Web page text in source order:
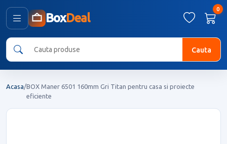
BoxDeal
0
Cauta
Acasa/BOX Maner 6501 160mm Gri Titan pentru casa si proiecte
eficiente